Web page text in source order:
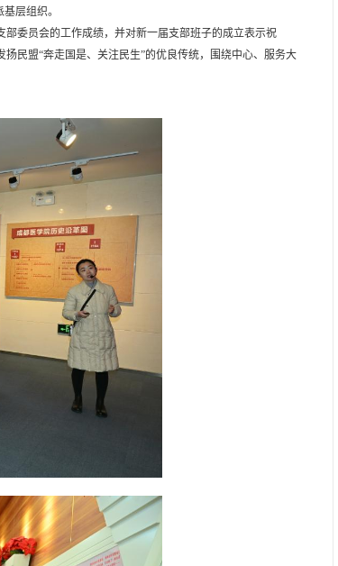
层组织。
委员会的工作成绩，并对新一届支部班子的成立表示祝
民盟“奔走国是、关注民生”的优良传统，围绕中心、服务大